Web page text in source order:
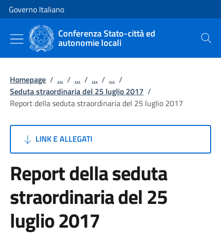
Vai al contenuto
Vai alla navigazione del sito
Governo Italiano
Conferenza Stato-città ed
autonomie locali Cerca
Homepage / ... / ... / ... / ... /
Seduta straordinaria del 25 luglio 2017 /
Report della seduta straordinaria del 25 luglio 2017
LINK E ALLEGATI
Report della seduta
straordinaria del 25
luglio 2017